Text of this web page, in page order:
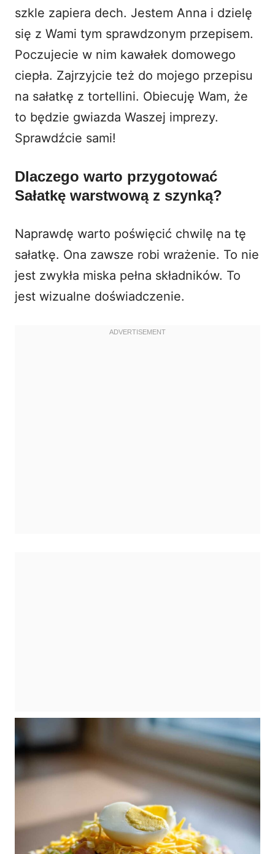
szkle zapiera dech. Jestem Anna i dzielę
się z Wami tym sprawdzonym przepisem.
Poczujecie w nim kawałek domowego
ciepła. Zajrzyjcie też do mojego przepisu
na sałatkę z tortellini. Obiecuję Wam, że
to będzie gwiazda Waszej imprezy.
Sprawdźcie sami!
Dlaczego warto przygotować
Sałatkę warstwową z szynką?
Naprawdę warto poświęcić chwilę na tę
sałatkę. Ona zawsze robi wrażenie. To nie
jest zwykła miska pełna składników. To
jest wizualne doświadczenie.